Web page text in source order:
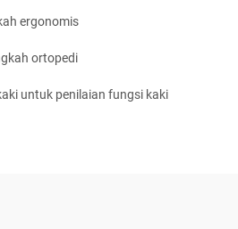
ergonomis
ortopedi
untuk penilaian fungsi kaki